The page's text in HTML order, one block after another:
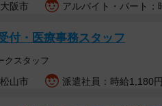
阪市 アルバイト・パート
付・医療事務スタッフ
クスタッフ
山市 派遣社員：時給1,180